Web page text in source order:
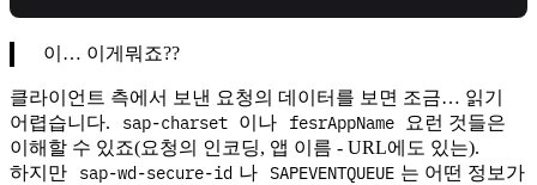
이… 이게뭐죠??
클라이언트 측에서 보낸 요청의 데이터를 보면 조금… 읽기
어렵습니다.
sap-charset 이나 fesrAppName
요런 것들은
이해할 수 있죠(요청의 인코딩, 앱 이름 - URL에도 있는).
하지만
sap-wd-secure-id 나 SAPEVENTQUEUE 는 어떤 정보가